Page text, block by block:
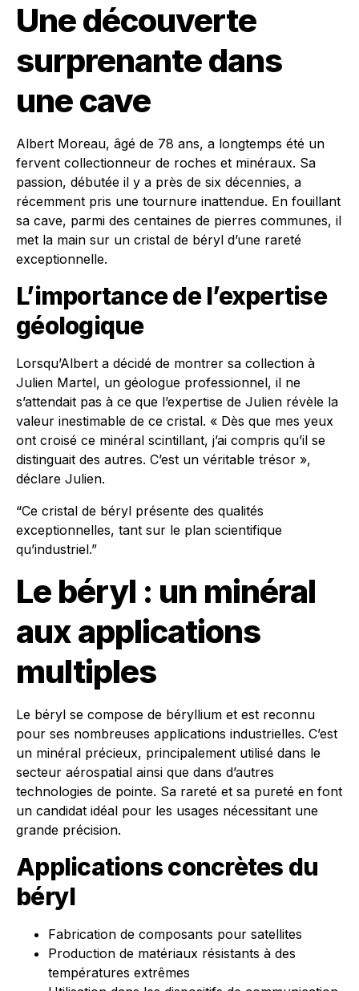
Une découverte
surprenante dans
une cave
Albert Moreau, âgé de 78 ans, a longtemps été un
fervent collectionneur de roches et minéraux. Sa
passion, débutée il y a près de six décennies, a
récemment pris une tournure inattendue. En fouillant
sa cave, parmi des centaines de pierres communes, il
met la main sur un cristal de béryl d’une rareté
exceptionnelle.
L’importance de l’expertise
géologique
Lorsqu’Albert a décidé de montrer sa collection à
Julien Martel, un géologue professionnel, il ne
s’attendait pas à ce que l’expertise de Julien révèle la
valeur inestimable de ce cristal. « Dès que mes yeux
ont croisé ce minéral scintillant, j’ai compris qu’il se
distinguait des autres. C’est un véritable trésor »,
déclare Julien.
“Ce cristal de béryl présente des qualités
exceptionnelles, tant sur le plan scientifique
qu’industriel.”
Le béryl : un minéral
aux applications
multiples
Le béryl se compose de béryllium et est reconnu
pour ses nombreuses applications industrielles. C’est
un minéral précieux, principalement utilisé dans le
secteur aérospatial ainsi que dans d’autres
technologies de pointe. Sa rareté et sa pureté en font
un candidat idéal pour les usages nécessitant une
grande précision.
Applications concrètes du
béryl
Fabrication de composants pour satellites
Production de matériaux résistants à des
températures extrêmes